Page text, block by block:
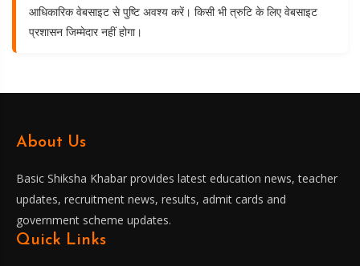
आधिकारिक वेबसाइट से पुष्टि अवश्य करें। किसी भी त्रुटि के लिए वेबसाइट
प्रशासन जिम्मेदार नहीं होगा।
About Us
Basic Shiksha Khabar provides latest education news, teacher
updates, recruitment news, results, admit cards and
government scheme updates.
Quick Links